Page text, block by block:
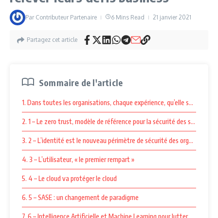
Par Contributeur Partenaire 6 Mins Read 21 janvier 2021
Partagez cet article
Sommaire de l'article
1. Dans toutes les organisations, chaque expérience, qu’elle soit
2. 1 – Le zero trust, modèle de référence pour la sécurité des systèmes
3. 2 – L’identité est le nouveau périmètre de sécurité des
4. 3 – L’utilisateur, « le premier rempart »
5. 4 – Le cloud va protéger le cloud
6. 5 – SASE : un changement de paradigme
7. 6 – Intelligence Artificielle et Machine Learning pour lutter contre